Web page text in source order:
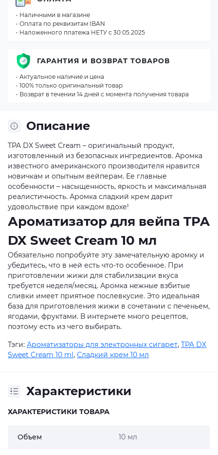
Описание
TPA DX Sweet Cream – оригинальный продукт,
изготовленный из безопасных ингредиентов. Аромка
известного американского производителя нравится
новичкам и опытным вейперам. Ее главные
особенности – насыщенность, яркость и максимальная
реалистичность. Аромка сладкий крем дарит
удовольствие при каждом вдохе!
Ароматизатор для вейпа TPA
DX Sweet Cream 10 мл
Обязательно попробуйте эту замечательную аромку и
убедитесь, что в ней есть что-то особенное. При
приготовлении жижи для стабилизации вкуса
требуется неделя/месяц. Аромка нежные взбитые
сливки имеет приятное послевкусие. Это идеальная
база для приготовления жижи в сочетании с печеньем,
ягодами, фруктами. В интернете много рецептов,
поэтому есть из чего выбирать.
Тэги: Ароматизаторы для электронных сигарет, TPA DX
Sweet Cream 10 ml, Сладкий крем 10 мл
Характеристики
ХАРАКТЕРИСТИКИ ТОВАРА
Объем 10 мл
- Наличными в магазине
- Оплата по реквизитам IBAN
- Наложенного платежа НЕТУ с 30.05.2025
ГАРАНТИЯ И ВОЗВРАТ ТОВАРОВ
- Актуальное наличие и цена
- 100% только оригинальный товар
- Возврат в течении 14 дней с момента получения товара